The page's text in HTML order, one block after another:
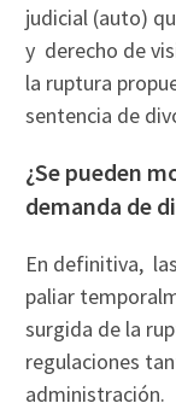
judicial (auto)
y derecho de
la ruptura
sentencia de
¿Se pueden
demanda de
En definitiva,
paliar
surgida de la
regulaciones
administración.